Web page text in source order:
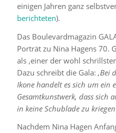
einigen Jahren ganz
berichteten).
Das Boulevardmagazin
Porträt zu Nina Hagens 70.
als ‚einer der wohl
Dazu schreibt die Gala: ‚Bei
Ikone handelt es sich um ein
Gesamtkunstwerk, dass sich
in keine Schublade zu kriegen
Nachdem Nina Hagen